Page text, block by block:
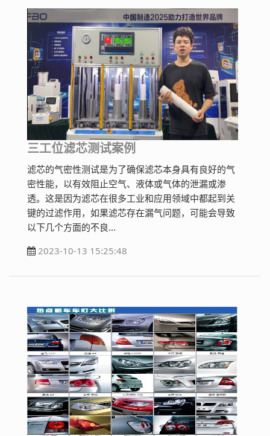
三工位滤芯测试案例
滤芯的气密性测试是为了确保滤芯本身具有良好的气
密性能，以有效阻止空气、液体或气体的泄漏或渗
透。这是因为滤芯在很多工业和应用领域中都起到关
键的过滤作用，如果滤芯存在漏气问题，可能会导致
以下几个方面的不良...
2023-10-13 15:25:48